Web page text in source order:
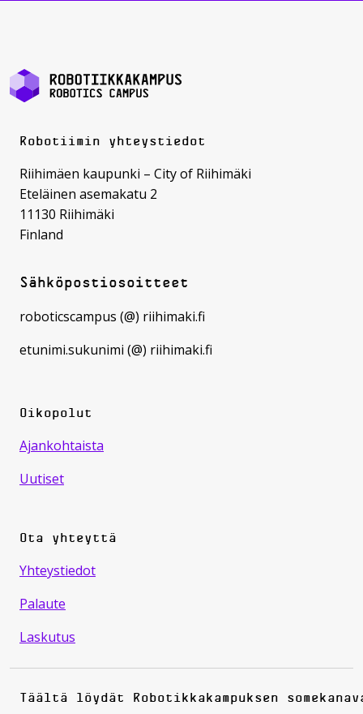
Robotiimin yhteystiedot
Riihimäen kaupunki – City of Riihimäki
Eteläinen asemakatu 2
11130 Riihimäki
Finland
Sähköpostiosoitteet
roboticscampus (@) riihimaki.fi
etunimi.sukunimi (@) riihimaki.fi
Oikopolut
Ajankohtaista
Uutiset
Ota yhteyttä
Yhteystiedot
Palaute
Laskutus
Täältä löydät Robotikkakampuksen